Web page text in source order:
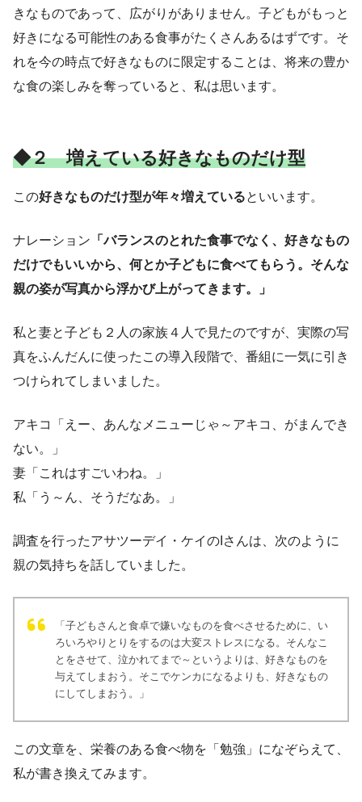
きなものであって、広がりがありません。子どもがもっと
好きになる可能性のある食事がたくさんあるはずです。そ
れを今の時点で好きなものに限定することは、将来の豊か
な食の楽しみを奪っていると、私は思います。
◆２ 増えている好きなものだけ型
この好きなものだけ型が年々増えているといいます。
ナレーション 「バランスのとれた食事でなく、好きなもの
だけでもいいから、何とか子どもに食べてもらう。そんな
親の姿が写真から浮かび上がってきます。」
私と妻と子ども２人の家族４人で見たのですが、実際の写
真をふんだんに使ったこの導入段階で、番組に一気に引き
つけられてしまいました。
アキコ「えー、あんなメニューじゃ～アキコ、がまんでき
ない。」
妻「これはすごいわね。」
私「う～ん、そうだなあ。」
調査を行ったアサツーデイ・ケイのIさんは、次のように
親の気持ちを話していました。
「子どもさんと食卓で嫌いなものを食べさせるために、い
ろいろやりとりをするのは大変ストレスになる。そんなこ
とをさせて、泣かれてまで～というよりは、好きなものを
与えてしまおう。そこでケンカになるよりも、好きなもの
にしてしまおう。」
この文章を、栄養のある食べ物を「勉強」になぞらえて、
私が書き換えてみます。